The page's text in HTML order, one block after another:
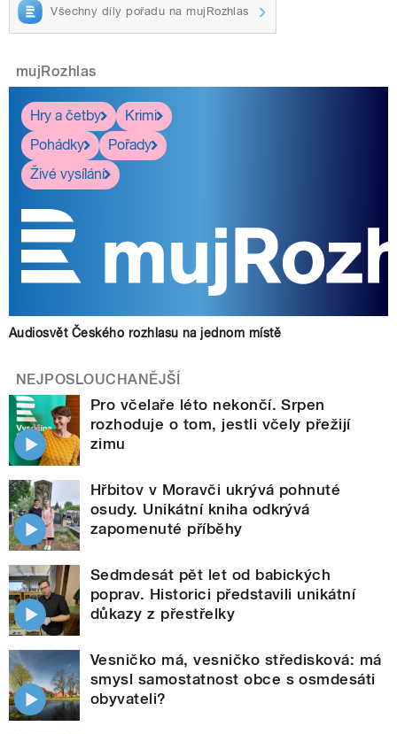
Všechny díly pořadu na mujRozhlas
mujRozhlas
Hry a četby
Krimi
Pohádky
Pořady
Živé vysílání
Audiosvět Českého rozhlasu na jednom místě
NEJPOSLOUCHANĚJŠÍ
Pro včelaře léto nekončí. Srpen
rozhoduje o tom, jestli včely přežijí
zimu
Hřbitov v Moravči ukrývá pohnuté
osudy. Unikátní kniha odkrývá
zapomenuté příběhy
Sedmdesát pět let od babických
poprav. Historici představili unikátní
důkazy z přestřelky
Vesničko má, vesničko středisková: má
smysl samostatnost obce s osmdesáti
obyvateli?